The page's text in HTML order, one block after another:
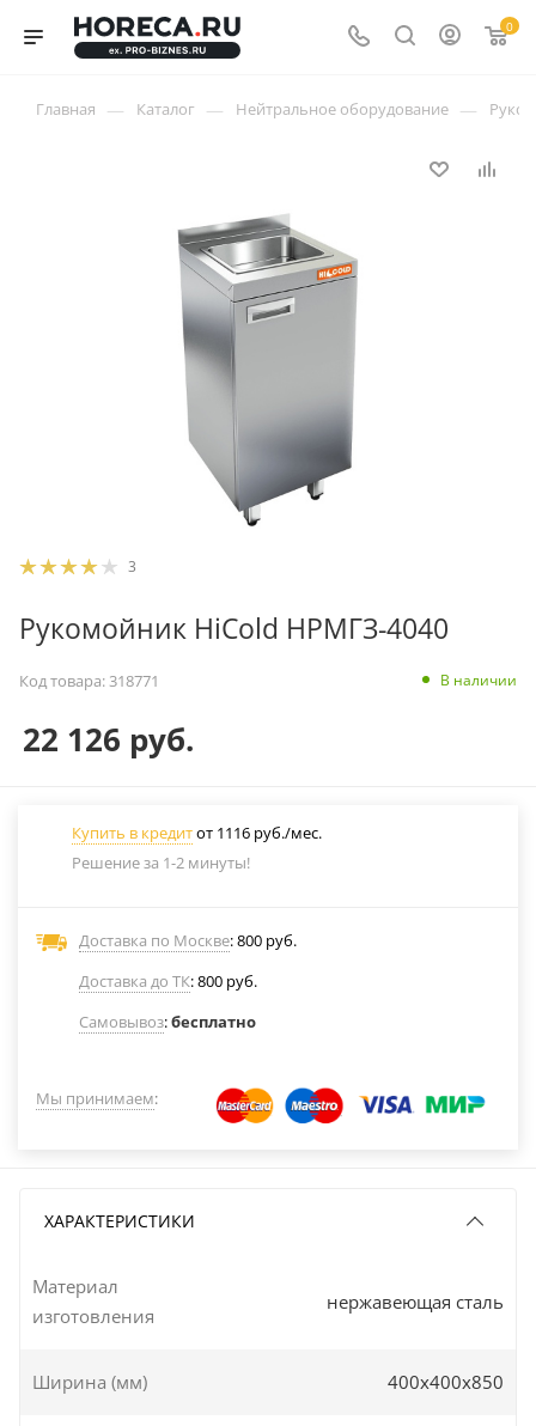
0
Главная — Каталог — Нейтральное оборудование —
3
Рукомойник HiCold НРМГЗ-4040
Код товара:318771 В наличии
22 126 руб.
Купить в кредитот 1116 руб./мес.
Решение за 1-2 минуты!
Доставка по Москве: 800 руб.
Доставка до ТК: 800 руб.
Самовывоз:бесплатно
Мы принимаем:
ХАРАКТЕРИСТИКИ
Материал
изготовления
нержавеющая сталь
Ширина (мм) 400х400х850